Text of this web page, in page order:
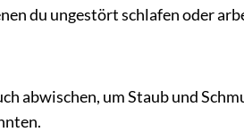
du ungestört schlafen oder
abwischen, um Staub und